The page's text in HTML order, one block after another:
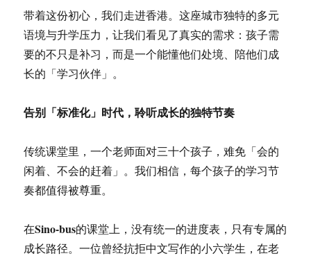
带着这份初心，我们走进香港。这座城市独特的多元
语境与升学压力，让我们看见了真实的需求：孩子需
要的不只是补习，而是一个能懂他们处境、陪他们成
长的「学习伙伴」。
告别「标准化」时代，聆听成长的独特节奏
传统课堂里，一个老师面对三十个孩子，难免「会的
闲着、不会的赶着」。我们相信，每个孩子的学习节
奏都值得被尊重。
在Sino-bus的课堂上，没有统一的进度表，只有专属的
成长路径。一位曾经抗拒中文写作的小六学生，在老